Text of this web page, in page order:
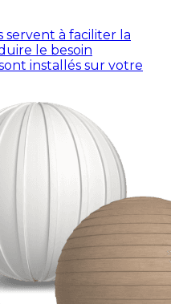
servent à faciliter la
le besoin
installés sur votre